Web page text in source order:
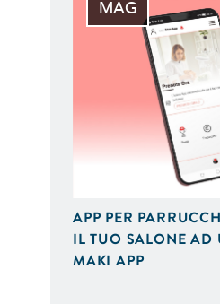
MAG
APP PER
IL TUO SALONE AD
MAKI APP
Native per iOS e Android
per la Vendita On-Line,
di Qualità Ottimizzati per